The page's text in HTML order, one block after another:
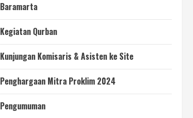
Baramarta
Kegiatan Qurban
Kunjungan Komisaris & Asisten ke Site
Penghargaan Mitra Proklim 2024
Pengumuman